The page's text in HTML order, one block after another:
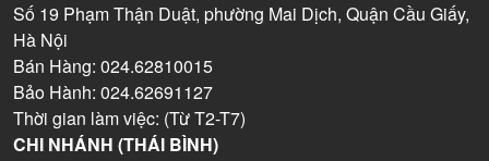
Số 19 Phạm Thận Duật, phường Mai Dịch, Quận Cầu Giấy,
Hà Nội
Bán Hàng: 024.62810015
Bảo Hành: 024.62691127
Thời gian làm việc: (Từ T2-T7)
CHI NHÁNH (THÁI BÌNH)